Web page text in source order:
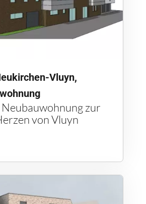
Vluyn,
Neubauwohnung zur
von Vluyn